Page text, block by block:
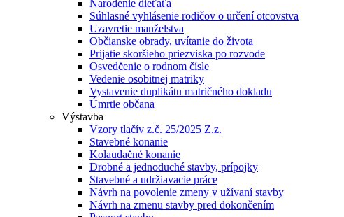
Narodenie dieťaťa
Súhlasné vyhlásenie rodičov o určení otcovstva
Uzavretie manželstva
Občianske obrady, uvítanie do života
Prijatie skoršieho priezviska po rozvode
Osvedčenie o rodnom čísle
Vedenie osobitnej matriky
Vystavenie duplikátu matričného dokladu
Úmrtie občana
Výstavba
Vzory tlačív z.č. 25/2025 Z.z.
Stavebné konanie
Kolaudačné konanie
Drobné a jednoduché stavby, prípojky
Stavebné a udržiavacie práce
Návrh na povolenie zmeny v užívaní stavby
Návrh na zmenu stavby pred dokončením